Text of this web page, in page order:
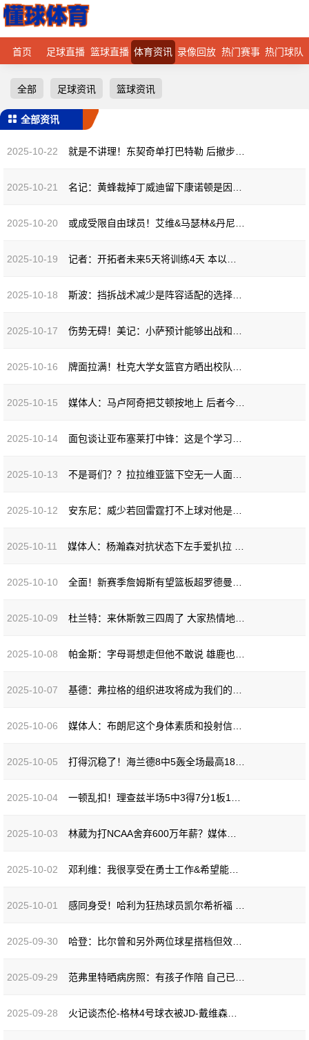
首页 足球直播 篮球直播 体育资讯 录像回放 热门赛事 热门球队
全部 足球资讯 篮球资讯
全部资讯
2025-10-22
2025-10-21
2025-10-20
2025-10-19
2025-10-18
2025-10-17
2025-10-16
2025-10-15
2025-10-14
2025-10-13
2025-10-12
2025-10-11
2025-10-10
2025-10-09
2025-10-08
2025-10-07
2025-10-06
2025-10-05
2025-10-04
2025-10-03
2025-10-02
2025-10-01
2025-09-30
2025-09-29
2025-09-28